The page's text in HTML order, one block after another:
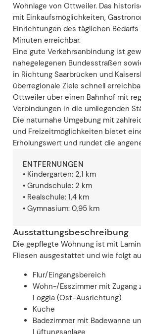
Wohnlage von Ottweiler. Das
mit Einkaufsmöglichkeiten,
Einrichtungen des täglichen
Minuten erreichbar.
Eine gute Verkehrsanbindung ist
nahegelegenen Bundesstraßen
in Richtung Saarbrücken und
überregionale Ziele schnell
Ottweiler über einen Bahnhof mit
Verbindungen in die umliegenden
Die naturnahe Umgebung mit
und Freizeitmöglichkeiten bietet
Erholungswert und rundet die
ENTFERNUNGEN
• Kindergarten: 2,1 km
• Grundschule: 2 km
• Realschule: 1,4 km
• Gymnasium: 0,95 km
Ausstattungsbeschreibung
Die gepflegte Wohnung ist mit
Fliesen ausgestattet und wie folgt
Flur/Eingangsbereich
Wohn-/Esszimmer mit Zugang
Loggia (Ost-Ausrichtung)
Küche
Badezimmer mit Badewanne
Lüftungsanlage